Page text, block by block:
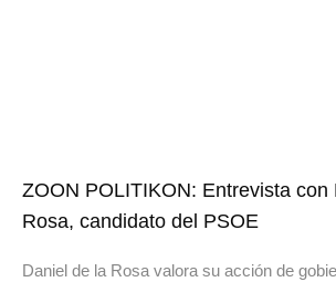
ZOON POLITIKON: Entrevista con
Rosa, candidato del PSOE
Daniel de la Rosa valora su acción de